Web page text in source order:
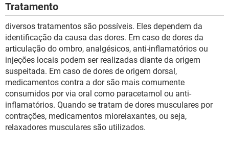
Tratamento
diversos tratamentos são possíveis. Eles dependem da
identificação da causa das dores. Em caso de dores da
articulação do ombro, analgésicos, anti-inflamatórios ou
injeções locais podem ser realizadas diante da origem
suspeitada. Em caso de dores de origem dorsal,
medicamentos contra a dor são mais comumente
consumidos por via oral como paracetamol ou anti-
inflamatórios. Quando se tratam de dores musculares por
contrações, medicamentos miorelaxantes, ou seja,
relaxadores musculares são utilizados.